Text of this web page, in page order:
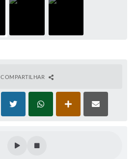
COMPARTILHAR